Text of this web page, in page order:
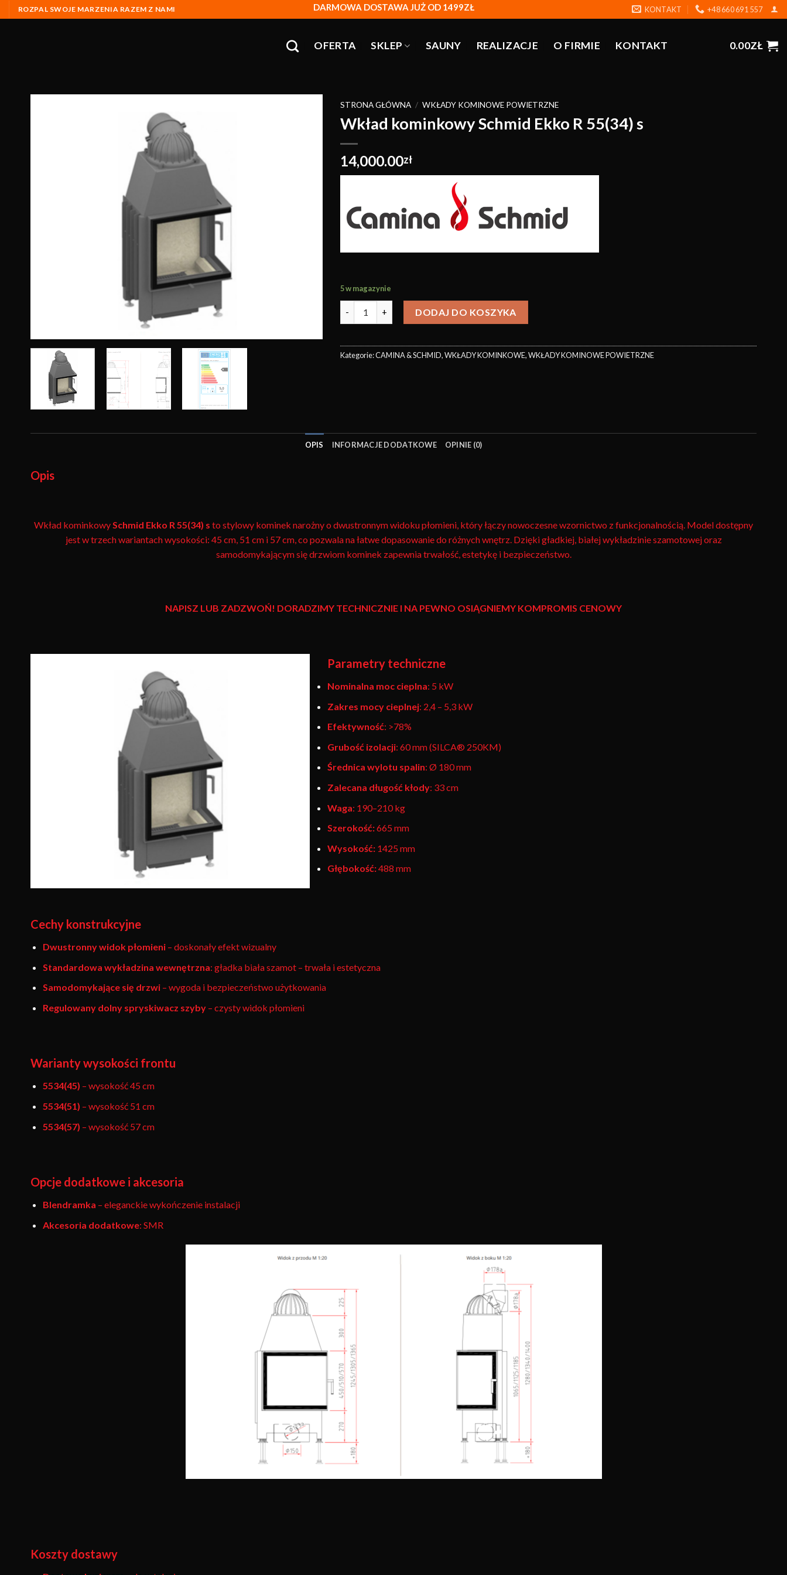
ROZPAL SWOJE MARZENIA RAZEM Z NAMI DARMOWA DOSTAWA JUŻ OD 1499ZŁ KONTAKT +48 660 691 557
OFERTA SKLEP SAUNY REALIZACJE O FIRMIE KONTAKT 0.00ZŁ
STRONA GŁÓWNA / WKŁADY KOMINOWE POWIETRZNE
Wkład kominkowy Schmid Ekko R 55(34) s
14,000.00zł
5 w magazynie
DODAJ DO KOSZYKA
Kategorie:CAMINA & SCHMID,WKŁADY KOMINKOWE,WKŁADY KOMINOWE POWIETRZNE
OPIS INFORMACJE DODATKOWE OPINIE (0)
Opis
Wkład kominkowySchmid Ekko R 55(34) s to stylowy kominek narożny o dwustronnym widoku płomieni, który łączy nowoczesne wzornictwo z funkcjonalnością. Model dostępny
jest w trzech wariantach wysokości: 45 cm, 51 cm i 57 cm, co pozwala na łatwe dopasowanie do różnych wnętrz. Dzięki gładkiej, białej wykładzinie szamotowej oraz
samodomykającym się drzwiom kominek zapewnia trwałość, estetykę i bezpieczeństwo.
NAPISZ LUB ZADZWOŃ! DORADZIMY TECHNICZNIE I NA PEWNO OSIĄGNIEMY KOMPROMIS CENOWY
Parametry techniczne
Nominalna moc cieplna: 5 kW
Zakres mocy cieplnej: 2,4 – 5,3 kW
Efektywność: >78%
Grubość izolacji: 60 mm (SILCA® 250KM)
Średnica wylotu spalin: Ø 180 mm
Zalecana długość kłody: 33 cm
Waga: 190–210 kg
Szerokość:665 mm
Wysokość: 1425 mm
Głębokość:488 mm
Cechy konstrukcyjne
Dwustronny widok płomieni– doskonały efekt wizualny
Standardowa wykładzina wewnętrzna: gładka biała szamot – trwała i estetyczna
Samodomykające się drzwi– wygoda i bezpieczeństwo użytkowania
Regulowany dolny spryskiwacz szyby– czysty widok płomieni
Warianty wysokości frontu
5534(45) – wysokość 45 cm
5534(51) – wysokość 51 cm
5534(57) – wysokość 57 cm
Opcje dodatkowe i akcesoria
Blendramka – eleganckie wykończenie instalacji
Akcesoria dodatkowe: SMR
Koszty dostawy